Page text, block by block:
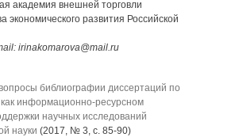
академия внешней торговли
экономического развития Российской
irinakomarova@mail.ru
библиографии диссертаций по
как информационно-ресурсном
научных исследований
науки (2017, № 3, с. 85-90)